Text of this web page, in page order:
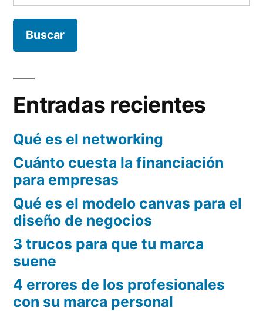
dinero
Entradas recientes
Qué es el networking
Cuánto cuesta la financiación
para empresas
Qué es el modelo canvas para el
diseño de negocios
3 trucos para que tu marca
suene
4 errores de los profesionales
con su marca personal